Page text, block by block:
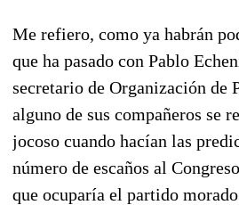
Me refiero, como ya habrán
que ha pasado con Pablo
secretario de Organización de
alguno de sus compañeros se
jocoso cuando hacían las
número de escaños al
que ocuparía el partido